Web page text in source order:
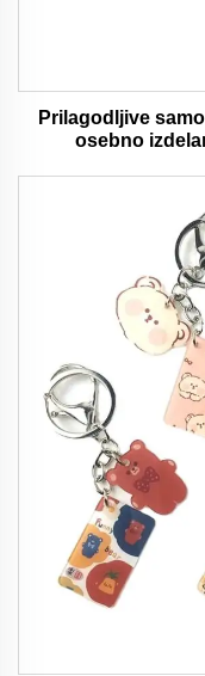
Prilagodljive
osebno